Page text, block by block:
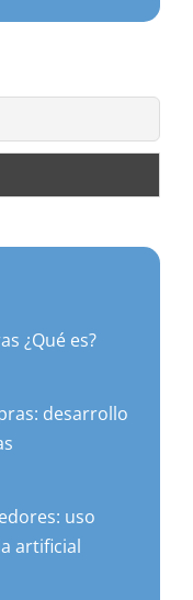
¿Qué es?
desarrollo
uso
artificial